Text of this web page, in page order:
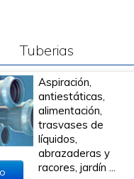
Tuberias
Aspiración,
antiestáticas,
alimentación,
trasvases de
líquidos,
abrazaderas y
racores, jardín ...